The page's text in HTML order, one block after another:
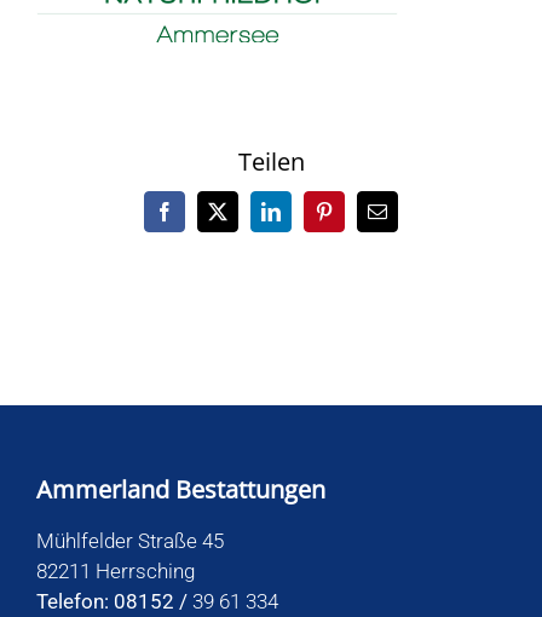
Teilen
Facebook
X LinkedInPinterest
E-
Mail
Ammerland Bestattungen
Mühlfelder Straße 45
82211 Herrsching
Telefon: 08152 / 39 61 334